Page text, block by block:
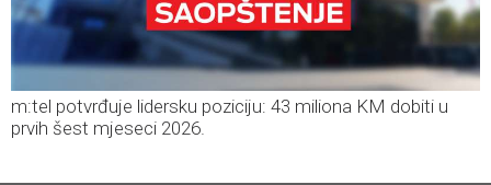
m:tel potvrđuje lidersku poziciju: 43 miliona KM dobiti u
prvih šest mjeseci 2026.